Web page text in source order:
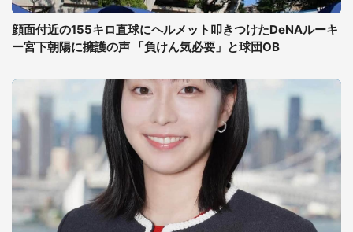
顔面付近の155キロ直球にヘルメット叩きつけたDeNAルーキ
ー宮下朝陽に擁護の声 「負けん気必要」と球団OB